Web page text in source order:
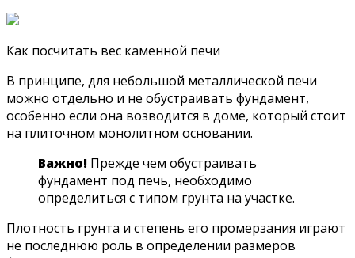
Как посчитать вес каменной печи
В принципе, для небольшой металлической печи
можно отдельно и не обустраивать фундамент,
особенно если она возводится в доме, который стоит
на плиточном монолитном основании.
Важно! Прежде чем обустраивать
фундамент под печь, необходимо
определиться с типом грунта на участке.
Плотность грунта и степень его промерзания играют
не последнюю роль в определении размеров